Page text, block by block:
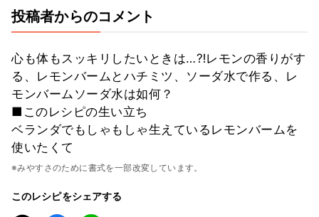
投稿者からのコメント
心も体もスッキリしたいときは…⁈レモンの香りがす
る、レモンバームとハチミツ、ソーダ水で作る、レ
モンバームソーダ水は如何？
■このレシピの生い立ち
ベランダでもしゃもしゃ生えているレモンバームを
使いたくて
※みやすさのために書式を一部改変しています。
このレシピをシェアする